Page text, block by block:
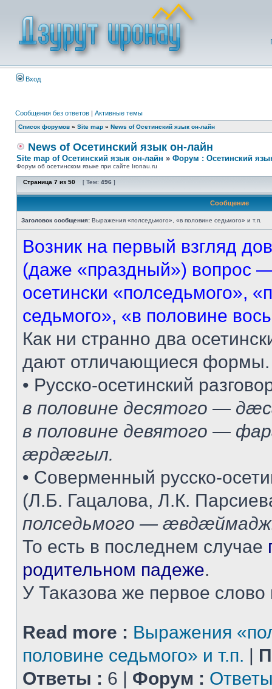
Вход
Сообщения без ответов | Активные темы
Список форумов » Site map » News of Осетинский язык он-лайн
News of Осетинский язык он-лайн
Site map of Осетинский язык он-лайн » Форум : Осетинский
Форум об осетинском языке при сайте Ironau.ru
Страница 7 из 50 [ Тем: 496 ]
Сообщение
Заголовок сообщения: Выражения «полседьмого», «в половине седьмого» и т.п.
Возник на первый взгляд
(даже «праздный») вопрос —
осетински «полседьмого»,
седьмого», «в половине
Как ни странно два
дают отличающиеся формы.
• Русско-осетинский
в половине десятого —
в половине девятого —
æрдæгыл.
• Соверменный русско-
(Л.Б. Гацалова, Л.К.
полседьмого —
То есть в последнем случае
родительном падеже.
У Таказова же первое слово
Read more : Выражения
половине седьмого» и т.п. |
Ответы : 6 | Форум :